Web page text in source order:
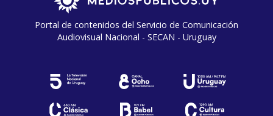
Portal de contenidos del Servicio de Comunicación
Audiovisual Nacional - SECAN - Uruguay